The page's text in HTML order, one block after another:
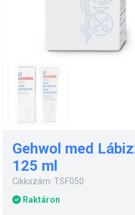
Gehwol med
125 ml
Cikkszám: TSF050
Raktáron